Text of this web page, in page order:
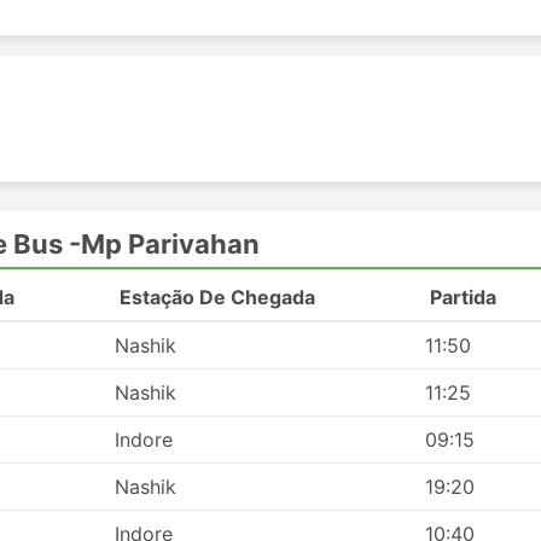
todo o país, e suas rotas são bem estabelecidas há
ferroviárias, pegar um ônibus não requer chegar à
favoráveis ao viajante, e a taxa para bagagem extra,
classes de passagens para todos os bolsos. As opções
lentas e não oferecem conforto máximo, mas de
Em rotas mais longas, banheiros ou paradas para
artigos de higiene pessoal e cobertores estão quase
reclináveis, cobertores, menos passageiros e muitas
Bus -Mp Parivahan
Estação De Chegada Partida
Nashik 11:50
Nashik 11:25
Indore 09:15
Nashik 19:20
Indore 10:40